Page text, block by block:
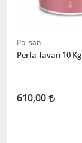
Polisan
Perla Tavan 10 Kg
610,00